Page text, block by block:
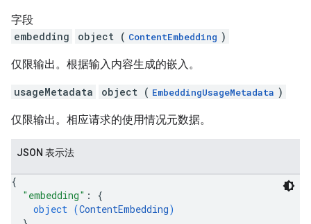
字段
embedding
object ( ContentEmbedding )
仅限输出。根据输入内容生成的嵌入。
usageMetadata object ( EmbeddingUsageMetadata )
仅限输出。相应请求的使用情况元数据。
JSON 表示法
{
"embedding" : {
object (ContentEmbedding)